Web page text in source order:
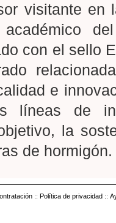
visitante en
con el sello
e
líneas de
la
de hormigón.
:: Política de privacidad ::